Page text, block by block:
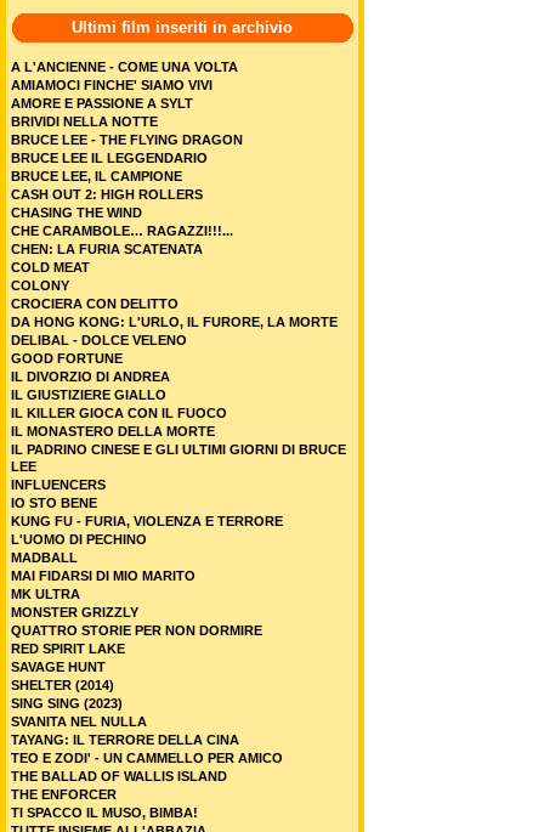
Ultimi film inseriti in archivio
A L'ANCIENNE - COME UNA VOLTA
AMIAMOCI FINCHE' SIAMO VIVI
AMORE E PASSIONE A SYLT
BRIVIDI NELLA NOTTE
BRUCE LEE - THE FLYING DRAGON
BRUCE LEE IL LEGGENDARIO
BRUCE LEE, IL CAMPIONE
CASH OUT 2: HIGH ROLLERS
CHASING THE WIND
CHE CARAMBOLE… RAGAZZI!!!...
CHEN: LA FURIA SCATENATA
COLD MEAT
COLONY
CROCIERA CON DELITTO
DA HONG KONG: L'URLO, IL FURORE, LA MORTE
DELIBAL - DOLCE VELENO
GOOD FORTUNE
IL DIVORZIO DI ANDREA
IL GIUSTIZIERE GIALLO
IL KILLER GIOCA CON IL FUOCO
IL MONASTERO DELLA MORTE
IL PADRINO CINESE E GLI ULTIMI GIORNI DI BRUCE
LEE
INFLUENCERS
IO STO BENE
KUNG FU - FURIA, VIOLENZA E TERRORE
L'UOMO DI PECHINO
MADBALL
MAI FIDARSI DI MIO MARITO
MK ULTRA
MONSTER GRIZZLY
QUATTRO STORIE PER NON DORMIRE
RED SPIRIT LAKE
SAVAGE HUNT
SHELTER (2014)
SING SING (2023)
SVANITA NEL NULLA
TAYANG: IL TERRORE DELLA CINA
TEO E ZODI' - UN CAMMELLO PER AMICO
THE BALLAD OF WALLIS ISLAND
THE ENFORCER
TI SPACCO IL MUSO, BIMBA!